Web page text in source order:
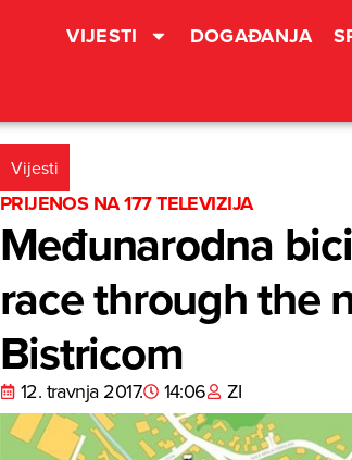
VIJESTI DOGAĐANJA
Vijesti
PRIJENOS NA 177 TELEVIZIJA
Međunarodna
race through the
Bistricom
12. travnja 2017. 14:06 ZI